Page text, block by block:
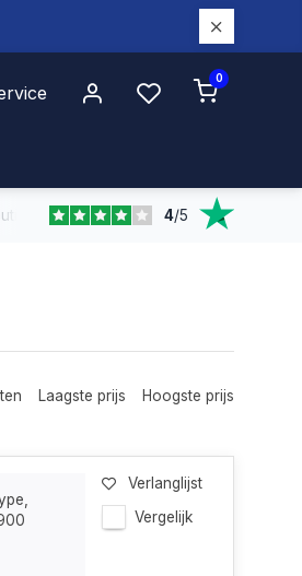
0
onze Europese dekking leveren wij
4/5
Laagste prijs Hoogste prijs
Verlanglijst
Vergelijk